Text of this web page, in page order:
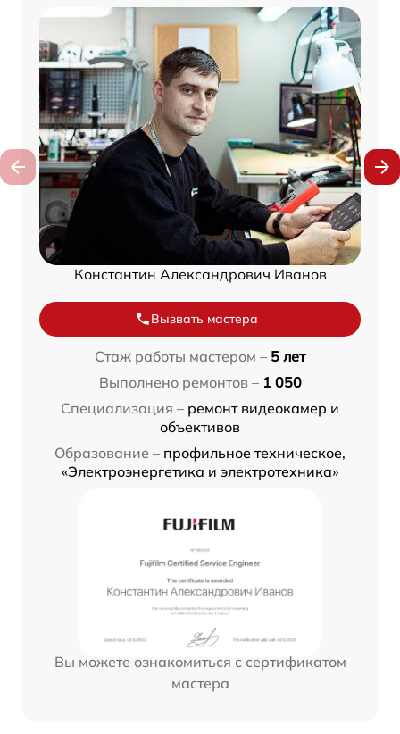
Константин Александрович Иванов
Вызвать мастера
Стаж работы мастером – 5 лет
Выполнено ремонтов – 1 050
Специализация – ремонт видеокамер и
объективов
Образование – профильное техническое,
«Электроэнергетика и электротехника»
Вы можете ознакомиться с сертификатом
мастера